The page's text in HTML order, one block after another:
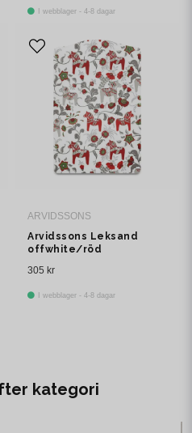
I webblager - 4-8 dagar
ARVIDSSONS
Arvidssons Leksand
offwhite/röd
305 kr
I webblager - 4-8 dagar
kategori